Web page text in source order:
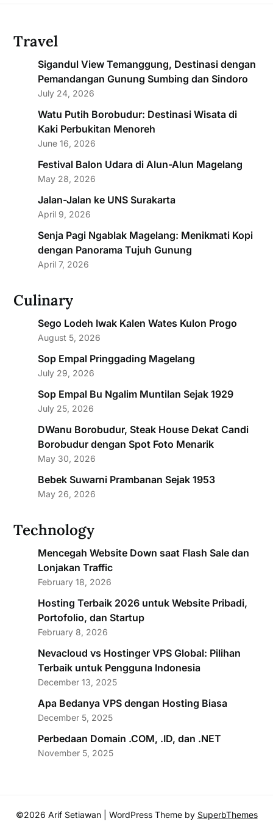
Travel
Sigandul View Temanggung, Destinasi dengan
Pemandangan Gunung Sumbing dan Sindoro
July 24, 2026
Watu Putih Borobudur: Destinasi Wisata di
Kaki Perbukitan Menoreh
June 16, 2026
Festival Balon Udara di Alun-Alun Magelang
May 28, 2026
Jalan-Jalan ke UNS Surakarta
April 9, 2026
Senja Pagi Ngablak Magelang: Menikmati Kopi
dengan Panorama Tujuh Gunung
April 7, 2026
Culinary
Sego Lodeh Iwak Kalen Wates Kulon Progo
August 5, 2026
Sop Empal Pringgading Magelang
July 29, 2026
Sop Empal Bu Ngalim Muntilan Sejak 1929
July 25, 2026
DWanu Borobudur, Steak House Dekat Candi
Borobudur dengan Spot Foto Menarik
May 30, 2026
Bebek Suwarni Prambanan Sejak 1953
May 26, 2026
Technology
Mencegah Website Down saat Flash Sale dan
Lonjakan Traffic
February 18, 2026
Hosting Terbaik 2026 untuk Website Pribadi,
Portofolio, dan Startup
February 8, 2026
Nevacloud vs Hostinger VPS Global: Pilihan
Terbaik untuk Pengguna Indonesia
December 13, 2025
Apa Bedanya VPS dengan Hosting Biasa
December 5, 2025
Perbedaan Domain .COM, .ID, dan .NET
November 5, 2025
©2026 Arif Setiawan | WordPress Theme by SuperbThemes